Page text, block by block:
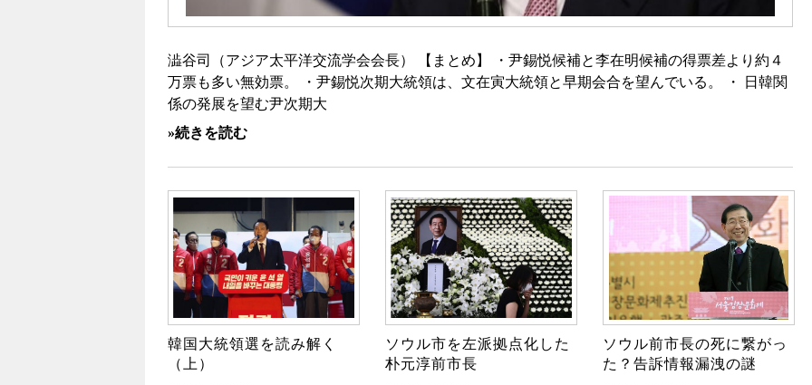
澁谷司（アジア太平洋交流学会会長） 【まとめ】 ・尹錫悦候補と李在明候補の得票差より約４
万票も多い無効票。 ・尹錫悦次期大統領は、文在寅大統領と早期会合を望んでいる。 ・ 日韓関
係の発展を望む尹次期大
»続きを読む
韓国大統領選を読み解く
（上）
ソウル市を左派拠点化した
朴元淳前市長
ソウル前市長の死に繋がっ
た？告訴情報漏洩の謎